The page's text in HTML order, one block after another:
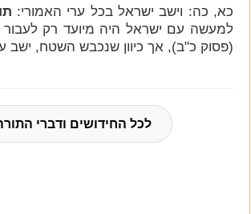
כא, כה: וישב ישראל בכל ערי האמורי:
למעשה עם ישראל היה מיועד רק
(פסוק כ"ב), אך כיוון שנכבש השטח, ישב
לכל החידושים ודברי